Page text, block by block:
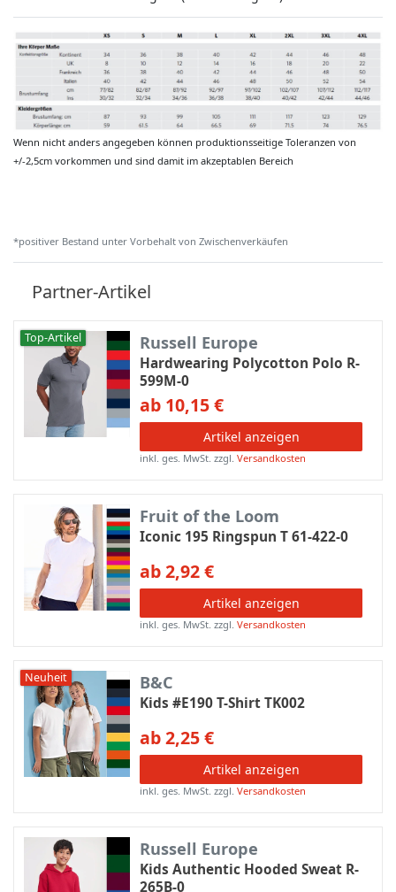
Wenn nicht anders angegeben können produktionsseitige Toleranzen von
+/-2,5cm vorkommen und sind damit im akzeptablen Bereich
*positiver Bestand unter Vorbehalt von Zwischenverkäufen
Partner-Artikel
Top-Artikel Russell Europe
Hardwearing Polycotton Polo R-
599M-0
ab 10,15 €
Artikel anzeigen
inkl. ges. MwSt. zzgl.Versandkosten
Fruit of the Loom
Iconic 195 Ringspun T 61-422-0
ab 2,92 €
Artikel anzeigen
inkl. ges. MwSt. zzgl.Versandkosten
Neuheit B&C
Kids #E190 T-Shirt TK002
ab 2,25 €
Artikel anzeigen
inkl. ges. MwSt. zzgl.Versandkosten
Russell Europe
Kids Authentic Hooded Sweat R-
265B-0